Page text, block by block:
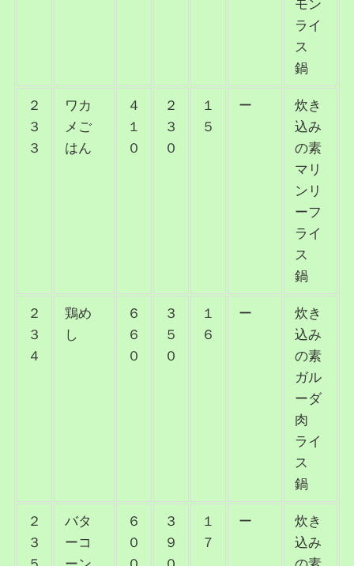
モン
ライ
ス
鍋
２
３
３
ワカ
メご
はん
４
１
０
２
３
０
１
５
ー
炊き
込み
の素
マリ
ンリ
ーフ
ライ
ス
鍋
２
３
４
鶏め
し
６
６
０
３
５
０
１
６
ー
炊き
込み
の素
ガル
ーダ
肉
ライ
ス
鍋
２
３
バタ
ーコ
６
０
３
９
１
７
ー
炊き
込み